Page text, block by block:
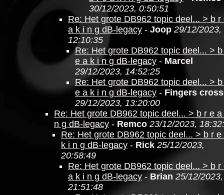
30/12/2023, 0:50:51
Re: Het grote DB962 topic deel... > b r
a k i n g dB-legacy - Joop 29/12/2023,
12:10:35
Re: Het grote DB962 topic deel... >
e a k i n g dB-legacy - Marcel
29/12/2023, 14:52:25
Re: Het grote DB962 topic deel... >
e a k i n g dB-legacy - Fingers
29/12/2023, 13:20:00
Re: Het grote DB962 topic deel... > b r e a
n g dB-legacy - Remco 23/12/2023,
Re: Het grote DB962 topic deel... > b r e
k i n g dB-legacy - Rick 25/12/2023,
20:58:49
Re: Het grote DB962 topic deel... > b r
a k i n g dB-legacy - Brian 25/12/2023,
21:51:48